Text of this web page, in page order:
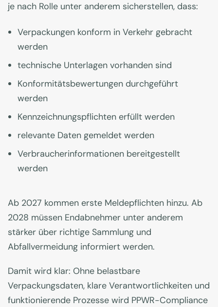
je nach Rolle unter anderem sicherstellen, dass:
Verpackungen konform in Verkehr gebracht
werden
technische Unterlagen vorhanden sind
Konformitätsbewertungen durchgeführt
werden
Kennzeichnungspflichten erfüllt werden
relevante Daten gemeldet werden
Verbraucherinformationen bereitgestellt
werden
Ab 2027 kommen erste Meldepflichten hinzu. Ab
2028 müssen Endabnehmer unter anderem
stärker über richtige Sammlung und
Abfallvermeidung informiert werden.
Damit wird klar: Ohne belastbare
Verpackungsdaten, klare Verantwortlichkeiten und
funktionierende Prozesse wird PPWR-Compliance